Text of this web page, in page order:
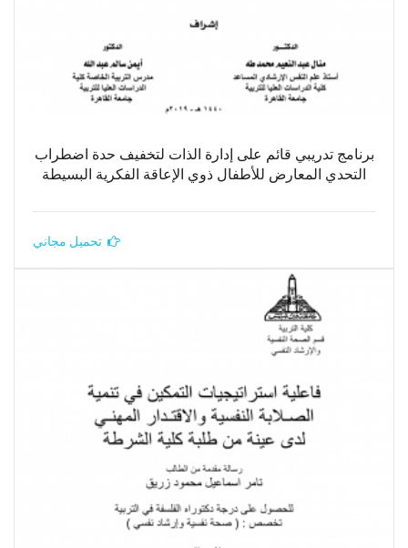
برنامج تدريبي قائم على إدارة الذات لتخفيف حدة اضطراب
التحدي المعارض للأطفال ذوي الإعاقة الفكرية البسيطة
تحميل مجاني